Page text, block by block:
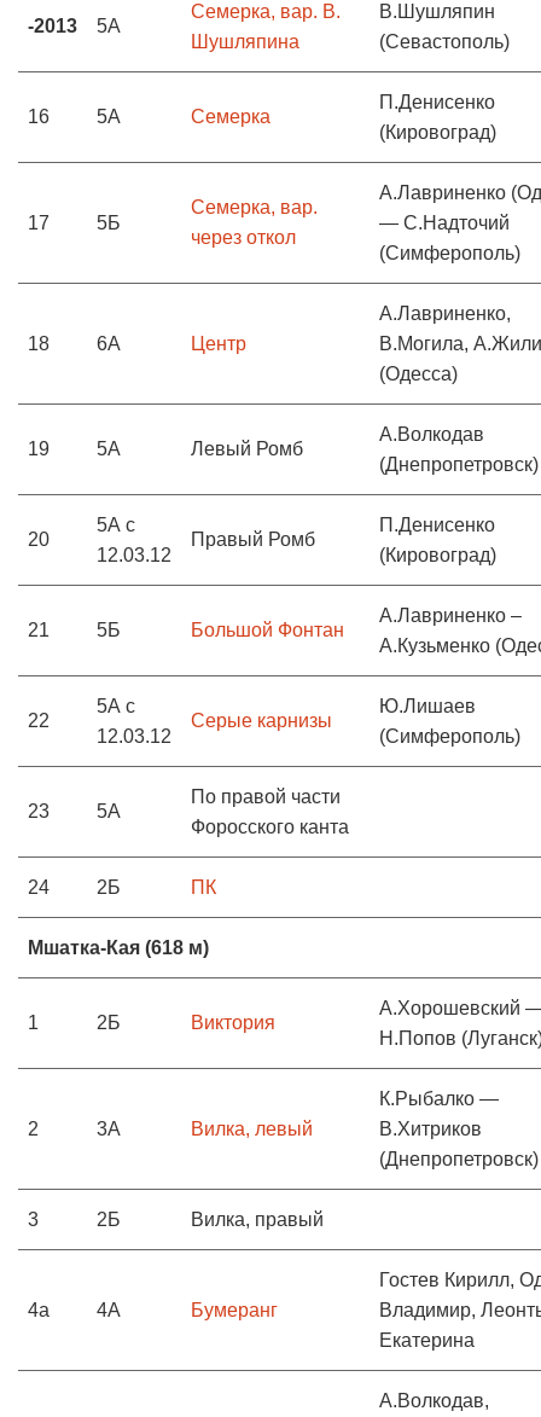
-2013 5А
Семерка, вар. В.
Шушляпина
В.Шушляпин
(Севастополь)
16 5А Семерка
П.Денисенко
(Кировоград)
17 5Б
Семерка, вар.
через откол
А.Лавриненко
— С.Надточий
(Симферополь)
18 6А Центр
А.Лавриненко,
В.Могила,
(Одесса)
19 5А Левый Ромб
А.Волкодав
20
5А с
12.03.12
Правый Ромб
П.Денисенко
(Кировоград)
21 5Б Большой Фонтан
А.Лавриненко –
А.Кузьменко
22
5А с
12.03.12
Серые карнизы
Ю.Лишаев
(Симферополь)
23 5А
По правой части
Форосского канта
24 2Б ПК
Мшатка-Кая (618 м)
1 2Б Виктория
А.Хорошевский
Н.Попов
2 3А Вилка, левый
К.Рыбалко —
В.Хитриков
(Днепропетровск)
3 2Б Вилка, правый
4а 4А Бумеранг
Гостев Кирилл,
Владимир,
Екатерина
А.Волкодав,